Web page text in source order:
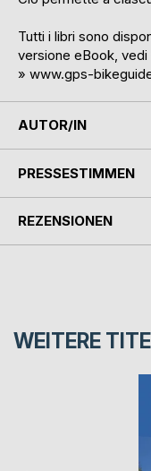
Tutti i libri sono
versione eBook, vedi
» www.gps-
AUTOR/IN
PRESSESTIMMEN
REZENSIONEN
WEITERE